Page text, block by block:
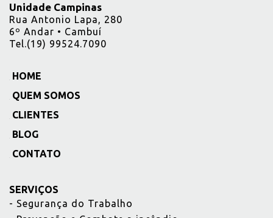
Unidade Campinas
Rua Antonio Lapa, 280
6º Andar • Cambuí
Tel.(19) 99524.7090
HOME
QUEM SOMOS
CLIENTES
BLOG
CONTATO
SERVIÇOS
- Segurança do Trabalho